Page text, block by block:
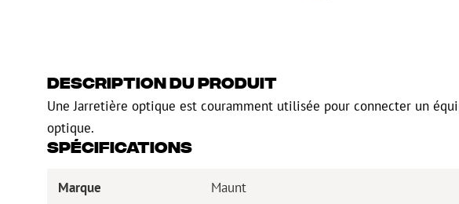
Description du produit
Une Jarretière optique est couramment utilisée pour connecter un
optique.
Spécifications
Marque Maunt